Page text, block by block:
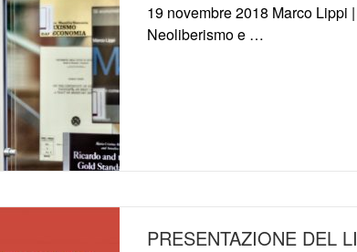
19 novembre 2018 Marco
Neoliberismo e …
PRESENTAZIONE DEL